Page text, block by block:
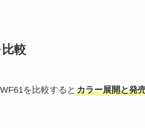
較
を比較すると カラー展開と発